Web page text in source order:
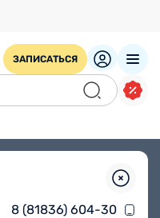
ЗАПИСАТЬСЯ
8 (81836) 604-30